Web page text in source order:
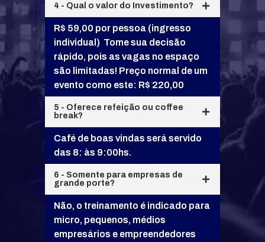
4 - Qual o valor do Investimento?
R$ 59,00 por pessoa (ingresso
individual) Tome sua decisão
rápido, pois as vagas no espaço
são limitadas! Preço normal de um
evento como este: R$ 220,00
5 - Oferece refeição ou coffee
break?
Café de boas vindas será servido
das 8: às 9:00hs.
6 - Somente para empresas de
grande porte?
Não, o treinamento é indicado para
micro, pequenos, médios
empresários e empreendedores